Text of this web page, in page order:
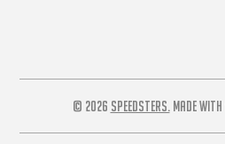
© 2026 SPEEDSTERS. MADE